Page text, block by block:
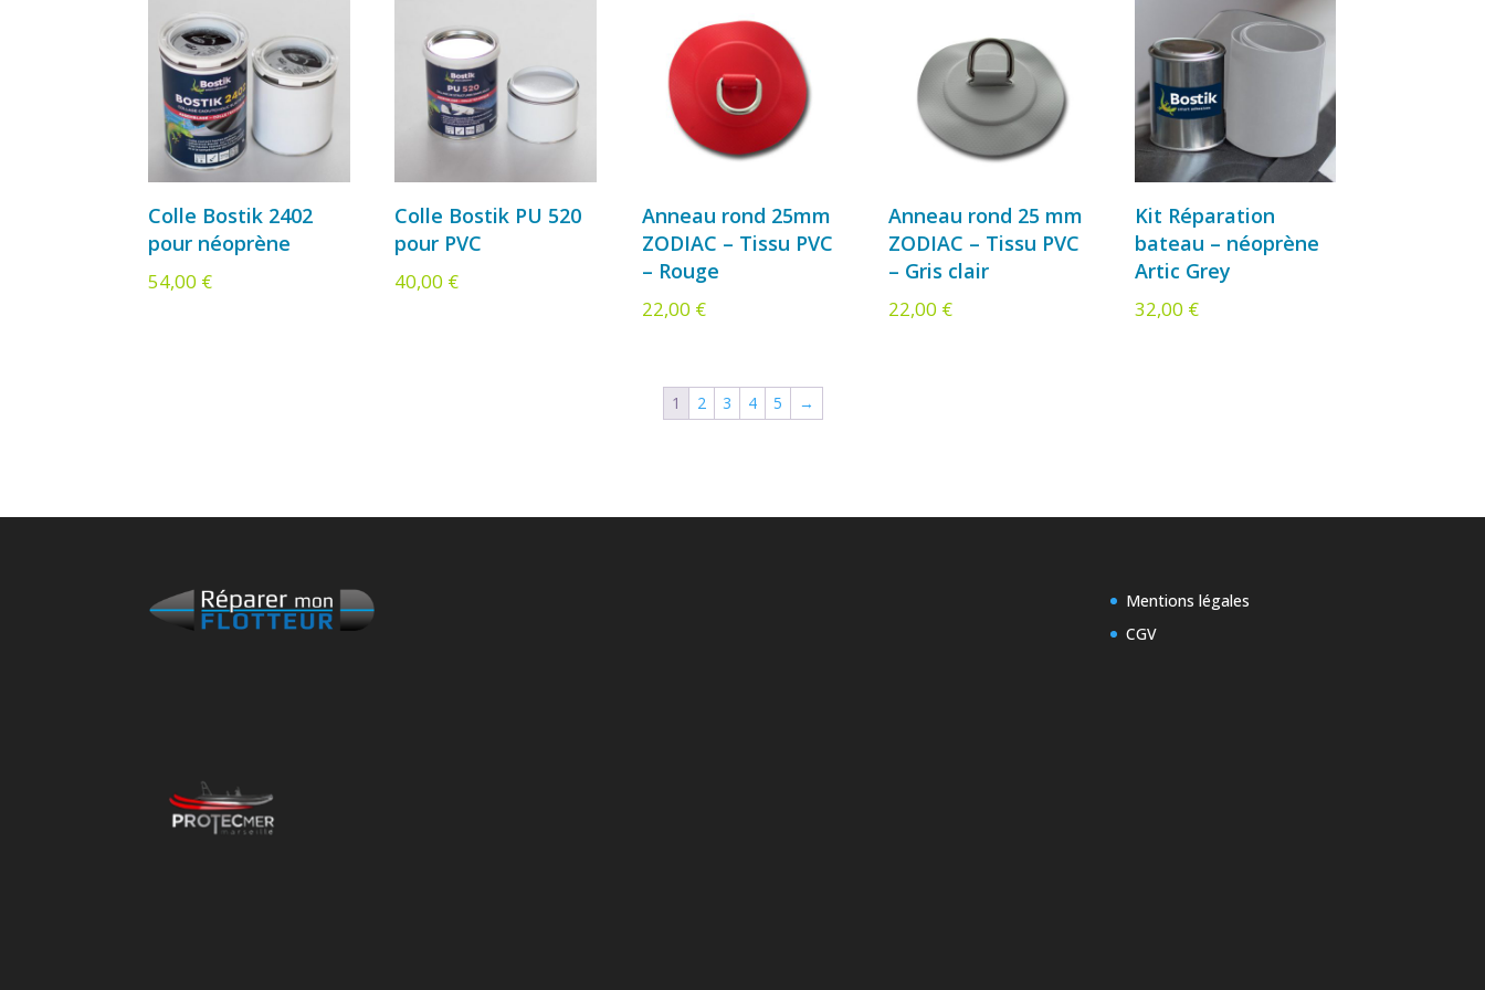
Colle Bostik 2402
pour néoprène
54,00 €
Colle Bostik PU 520
pour PVC
40,00 €
Anneau rond 25mm
ZODIAC – Tissu PVC
– Rouge
22,00 €
Anneau rond 25 mm
ZODIAC – Tissu PVC
– Gris clair
22,00 €
Kit Réparation
bateau – néoprène
Artic Grey
32,00 €
1 2 3 4 5 →
Mentions légales
CGV